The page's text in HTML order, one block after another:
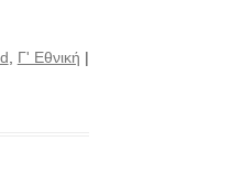
Γ' Εθνική |